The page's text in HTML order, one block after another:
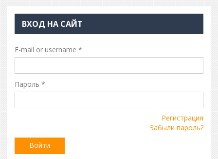
ВХОД НА САЙТ
E-mail or username *
Пароль *
Регистрация
Забыли пароль?
Войти